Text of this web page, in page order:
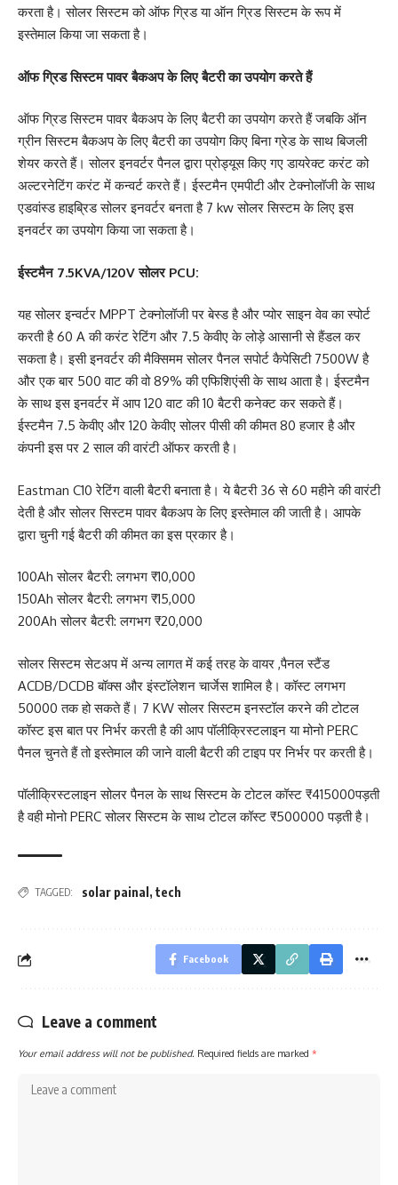
करता है। सोलर सिस्टम को ऑफ ग्रिड या ऑन ग्रिड सिस्टम के रूप में
इस्तेमाल किया जा सकता है।
ऑफ ग्रिड सिस्टम पावर बैकअप के लिए बैटरी का उपयोग करते हैं
ऑफ ग्रिड सिस्टम पावर बैकअप के लिए बैटरी का उपयोग करते हैं जबकि ऑन
ग्रीन सिस्टम बैकअप के लिए बैटरी का उपयोग किए बिना ग्रेड के साथ बिजली
शेयर करते हैं। सोलर इनवर्टर पैनल द्वारा प्रोड्यूस किए गए डायरेक्ट करंट को
अल्टरनेटिंग करंट में कन्वर्ट करते हैं। ईस्टमैन एमपीटी और टेक्नोलॉजी के साथ
एडवांस्ड हाइब्रिड सोलर इनवर्टर बनता है 7 kw सोलर सिस्टम के लिए इस
इनवर्टर का उपयोग किया जा सकता है।
ईस्टमैन 7.5KVA/120V सोलर PCU:
यह सोलर इन्वर्टर MPPT टेक्नोलॉजी पर बेस्ड है और प्योर साइन वेव का स्पोर्ट
करती है 60 A की करंट रेटिंग और 7.5 केवीए के लोड़े आसानी से हैंडल कर
सकता है। इसी इनवर्टर की मैक्सिमम सोलर पैनल सपोर्ट कैपेसिटी 7500W है
और एक बार 500 वाट की वो 89% की एफिशिएंसी के साथ आता है। ईस्टमैन
के साथ इस इनवर्टर में आप 120 वाट की 10 बैटरी कनेक्ट कर सकते हैं।
ईस्टमैन 7.5 केवीए और 120 केवीए सोलर पीसी की कीमत 80 हजार है और
कंपनी इस पर 2 साल की वारंटी ऑफर करती है।
Eastman C10 रेटिंग वाली बैटरी बनाता है। ये बैटरी 36 से 60 महीने की वारंटी
देती है और सोलर सिस्टम पावर बैकअप के लिए इस्तेमाल की जाती है। आपके
द्वारा चुनी गई बैटरी की कीमत का इस प्रकार है।
100Ah सोलर बैटरी: लगभग ₹10,000
150Ah सोलर बैटरी: लगभग ₹15,000
200Ah सोलर बैटरी: लगभग ₹20,000
सोलर सिस्टम सेटअप में अन्य लागत में कई तरह के वायर ,पैनल स्टैंड
ACDB/DCDB बॉक्स और इंस्टॉलेशन चार्जेस शामिल है। कॉस्ट लगभग
50000 तक हो सकते हैं। 7 KW सोलर सिस्टम इनस्टॉल करने की टोटल
कॉस्ट इस बात पर निर्भर करती है की आप पॉलीक्रिस्टलाइन या मोनो PERC
पैनल चुनते हैं तो इस्तेमाल की जाने वाली बैटरी की टाइप पर निर्भर पर करती है।
पॉलीक्रिस्टलाइन सोलर पैनल के साथ सिस्टम के टोटल कॉस्ट ₹415000पड़ती
है वही मोनो PERC सोलर सिस्टम के साथ टोटल कॉस्ट ₹500000 पड़ती है।
TAGGED: solar painal , tech
Facebook
Leave a comment
Your email address will not be published. Required fields are marked *